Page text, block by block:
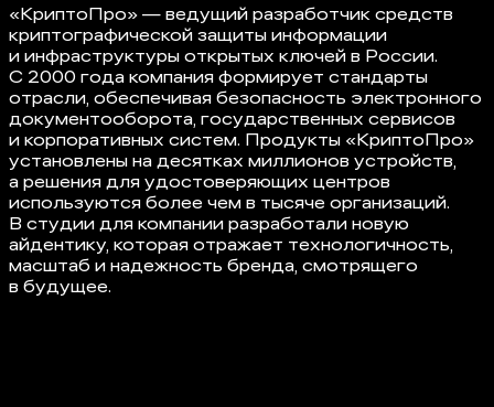
«КриптоПро» — ведущий разработчик средств
криптографической защиты информации
и инфраструктуры открытых ключей в России.
С 2000 года компания формирует стандарты
отрасли, обеспечивая безопасность электронного
документооборота, государственных сервисов
и корпоративных систем. Продукты «КриптоПро»
установлены на десятках миллионов устройств,
а решения для удостоверяющих центров
используются более чем в тысяче организаций.
В студии для компании разработали новую
айдентику, которая отражает технологичность,
масштаб и надежность бренда, смотрящего
в будущее.